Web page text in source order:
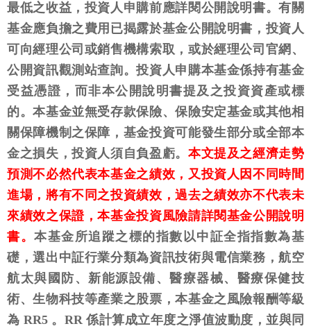
最低之收益，投資人申購前應詳閱公開說明書。有關
基金應負擔之費用已揭露於基金公開說明書，投資人
可向經理公司或銷售機構索取，或於經理公司官網、
公開資訊觀測站查詢。投資人申購本基金係持有基金
受益憑證，而非本公開說明書提及之投資資產或標
的。本基金並無受存款保險、保險安定基金或其他相
關保障機制之保障，基金投資可能發生部分或全部本
金之損失，投資人須自負盈虧。 本文提及之經濟走勢
預測不必然代表本基金之績效，又投資人因不同時間
進場，將有不同之投資績效，過去之績效亦不代表未
來績效之保證，本基金投資風險請詳閱基金公開說明
書。本基金所追蹤之標的指數以中証全指指數為基
礎，選出中証行業分類為資訊技術與電信業務，航空
航太與國防、新能源設備、醫療器械、醫療保健技
術、生物科技等產業之股票，本基金之風險報酬等級
為 RR5 。RR 係計算成立年度之淨值波動度，並與同